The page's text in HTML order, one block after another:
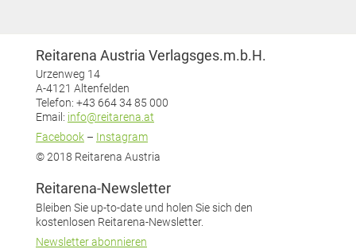
Reitarena Austria Verlagsges.m.b.H.
Urzenweg 14
A-4121 Altenfelden
Telefon: +43 664 34 85 000
Email: info@reitarena.at
Facebook – Instagram
© 2018 Reitarena Austria
Reitarena-Newsletter
Bleiben Sie up-to-date und holen Sie sich den
kostenlosen Reitarena-Newsletter.
Newsletter abonnieren